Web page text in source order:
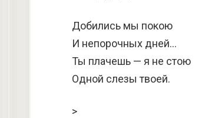
Добились мы покою
И непорочных дней…
Ты плачешь — я не стою
Одной слезы твоей.
>